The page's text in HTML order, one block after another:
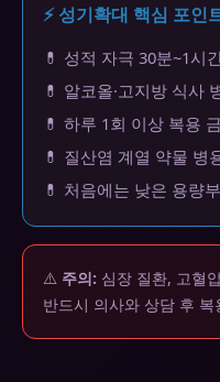
⚡ 성기확대 핵심 포인
💊 성적 자극 30분~1시
💊 알코올·고지방 식사
💊 하루 1회 이상 복용
💊 질산염 계열 약물 병
💊 처음에는 낮은 용량
⚠️ 주의: 심장 질환, 고혈
반드시 의사와 상담 후 복